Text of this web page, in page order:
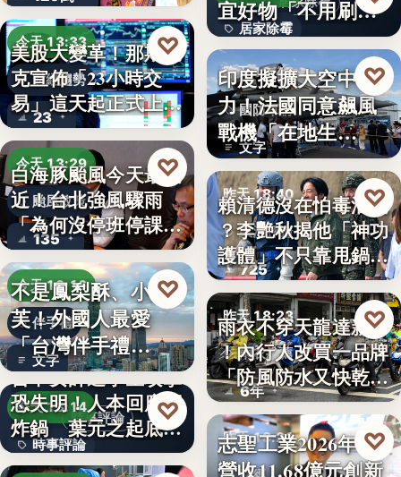
下…
今天 13:33
財經趨勢
23
美股大變革！那斯達
克宣佈「23小時交
易」這天起正式上
路，…
♡
今天 13:29
颱風政策
135
白海豚颱風今天最接
近！台北強風驟雨
「為何沒停班停課」
？蔣…
♡
今天 13:16
伴手禮
文字
不是鳳梨酥、小泡
芙！外國人最愛
「台灣伴手禮
TOP5」冠軍…
♡
時事評論
今天 13:14
時事評論
台中女師遭學生攻擊
恐失明！人本回應網
炸鍋 葉元之起底
「…
♡
居家除霉
文字
宜好物「不用刷清
除陳年…
昨天 18:45
國防軍購
文字
印度擬擴大空中戰
力！法國同意飆風
戰機「在地生
產」，機隊規…
♡
昨天 18:40
政治評論
725
賴清德沒在怕毒油案
？李艷秋揭他「神功
護體」不只靠甩鍋盧
秀…
♡
昨天 18:23
雨衣推薦
6年
雨衣不穿天龍達新牌
！內行人改買一品牌
「防風防水又快乾、
穿…
♡
昨天 18:21
志聖工業2026年7月
營收11.68億元創新
♡